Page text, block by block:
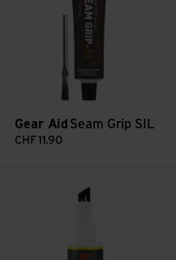
Gear Aid Seam Grip SIL
CHF 11.90